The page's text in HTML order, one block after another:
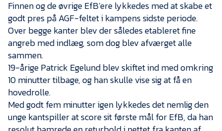
Finnen og de øvrige EfB’ere lykkedes med at skabe et
godt pres på AGF-feltet i kampens sidste periode.
Over begge kanter blev der således etableret fine
angreb med indlæg, som dog blev afværget alle
sammen.
19-årige Patrick Egelund blev skiftet ind med omkring
10 minutter tilbage, og han skulle vise sig at få en
hovedrolle.
Med godt fem minutter igen lykkedes det nemlig den
unge kantspiller at score sit første mål for EfB, da han